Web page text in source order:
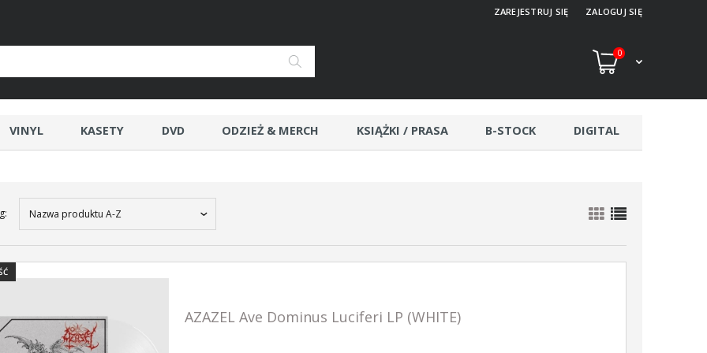
ZAREJESTRUJ SIĘ ZALOGUJ SIĘ
0
VINYL KASETY DVD ODZIEŻ & MERCH KSIĄŻKI / PRASA B-STOCK DIGITAL
Nazwa produktu A-Z
AZAZEL Ave Dominus Luciferi LP (WHITE)